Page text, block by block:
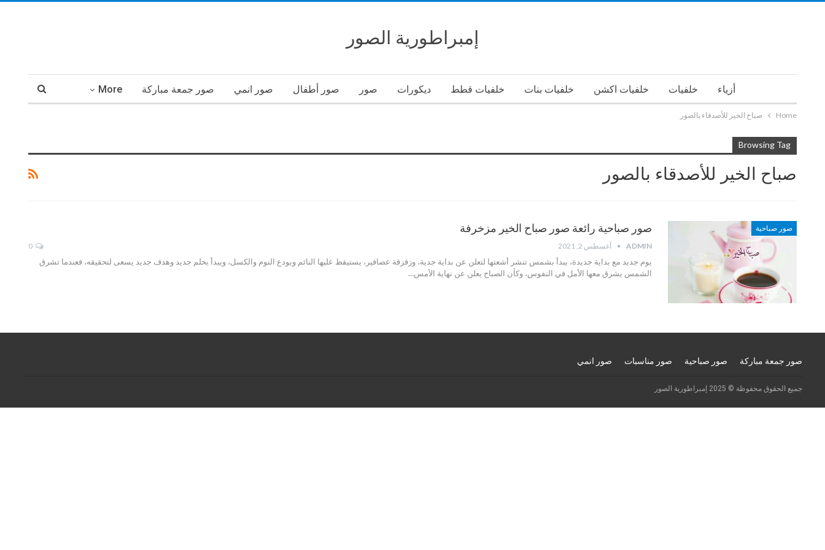
إمبراطورية الصور
أزياء خلفيات خلفيات اكشن خلفيات بنات خلفيات قطط ديكورات صور صور أطفال صور انمي صور جمعة مباركة More
Home صباح الخير للأصدقاء بالصور
Browsing Tag
صباح الخير للأصدقاء بالصور
صور صباحية صور صباحية رائعة صور صباح الخير مزخرفة
ADMIN أغسطس 2, 2021
يوم جديد مع بداية جديدة، يبدأ بشمس تنشر أشعتها لتعلن عن بداية جدية، وزقزقة عصافير، يستيقظ عليها النائم ويودع النوم والكسل، ويبدأ بحلم جديد وهدف جديد يسعى لتحقيقه، فعندما تشرق
الشمس يشرق معها الأمل في النفوس، وكأن الصباح يعلن عن نهاية الأمس…
صور جمعة مباركة صور صباحية صور مناسبات صور انمي
جميع الحقوق محفوظة © 2025 إمبراطورية الصور